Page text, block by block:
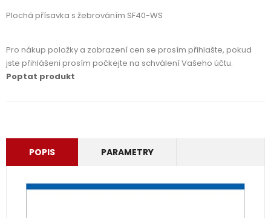
Plochá přísavka s žebrováním SF40-WS
Pro nákup položky a zobrazení cen se prosím přihlašte, pokud
jste přihlášeni prosím počkejte na schválení Vašeho účtu.
Poptat produkt
POPIS PARAMETRY